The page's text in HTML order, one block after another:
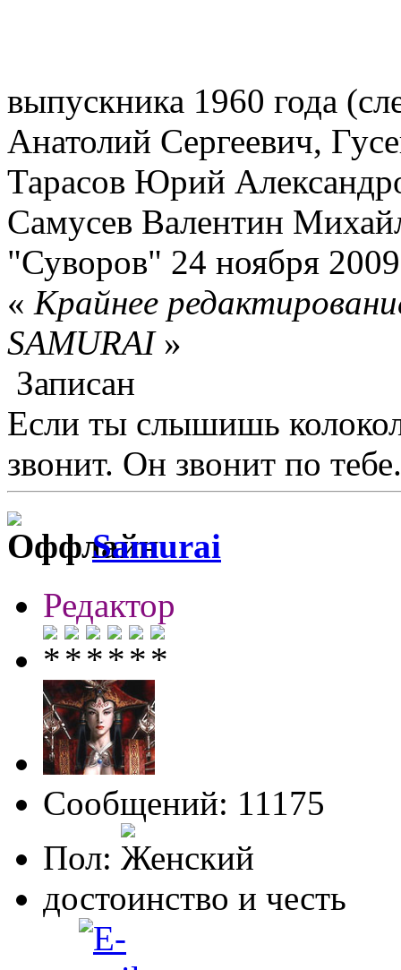
выпускника 1960 года
Анатолий Сергеевич,
Тарасов Юрий
Самусев Валентин
"Суворов" 24 ноября
« Крайнее
SAMURAI»
Записан
Если ты слышишь
звонит. Он звонит по
Samurai
Редактор
Сообщений: 11175
Пол:
достоинство и честь